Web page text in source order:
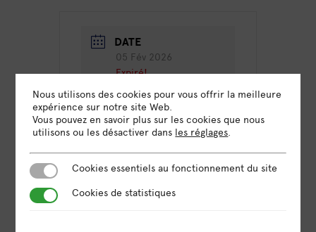
DATE
05 Fév 2026
Expiré!
HEURE
9h30 - 11h30
LIEU
70 rue Amelot, 75011 Paris
Nous utilisons des cookies pour vous offrir la meilleure
expérience sur notre site Web.
Vous pouvez en savoir plus sur les cookies que nous
utilisons ou les désactiver dans les réglages.
Cookies essentiels au fonctionnement du site
Cookies essentiels au fonctionnement du site
Cookies de statistiques
Cookies de statistiques